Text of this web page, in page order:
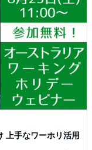
上手なワーホリ活用